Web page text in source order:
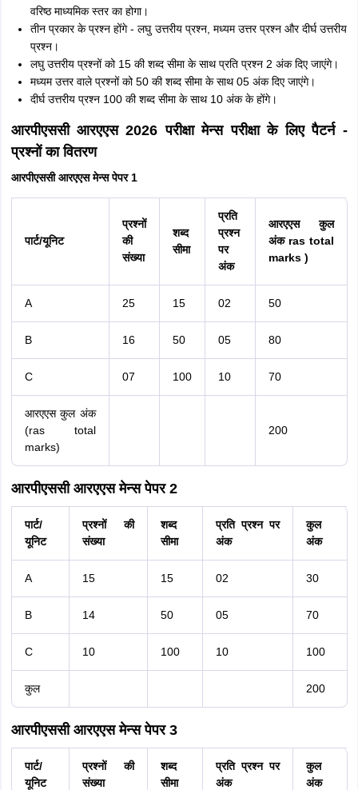
वरिष्ठ माध्यमिक स्तर का होगा।
तीन प्रकार के प्रश्न होंगे - लघु उत्तरीय प्रश्न, मध्यम उत्तर प्रश्न और दीर्घ उत्तरीय
प्रश्न।
लघु उत्तरीय प्रश्नों को 15 की शब्द सीमा के साथ प्रति प्रश्न 2 अंक दिए जाएंगे।
मध्यम उत्तर वाले प्रश्नों को 50 की शब्द सीमा के साथ 05 अंक दिए जाएंगे।
दीर्घ उत्तरीय प्रश्न 100 की शब्द सीमा के साथ 10 अंक के होंगे।
आरपीएससी आरएएस 2026 परीक्षा मेन्स परीक्षा के लिए पैटर्न -
प्रश्नों का वितरण
आरपीएससी आरएएस मेन्स पेपर 1
पार्ट/यूनिट
प्रश्नों
की
संख्या
शब्द
सीमा
प्रति
प्रश्न
पर
अंक
आरएएस कुल
अंक ras total
marks )
A 25 15 02 50
B 16 50 05 80
C 07 100 10 70
आरएएस कुल अंक
(ras total
marks)
200
आरपीएससी आरएएस मेन्स पेपर 2
पार्ट/
यूनिट
प्रश्नों की
संख्या
शब्द
सीमा
प्रति प्रश्न पर
अंक
कुल
अंक
A 15 15 02 30
B 14 50 05 70
C 10 100 10 100
कुल 200
आरपीएससी आरएएस मेन्स पेपर 3
पार्ट/
यूनिट
प्रश्नों की
संख्या
शब्द
सीमा
प्रति प्रश्न पर
अंक
कुल
अंक